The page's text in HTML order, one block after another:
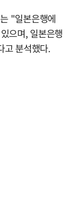
"일본은행에
으며, 일본은행
고 분석했다.